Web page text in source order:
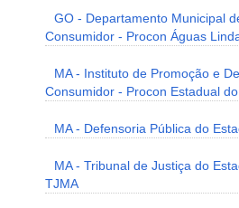
GO - Departamento Municipal
Consumidor - Procon Águas
MA - Instituto de Promoção e
Consumidor - Procon Estadual
MA - Defensoria Pública do
MA - Tribunal de Justiça do
TJMA